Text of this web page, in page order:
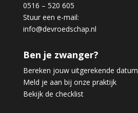
0516 – 520 605
Stuur een e-mail:
info@devroedschap.nl
Ben je zwanger?
Bereken jouw uitgerekende datum
Meld je aan bij onze praktijk
Bekijk de checklist